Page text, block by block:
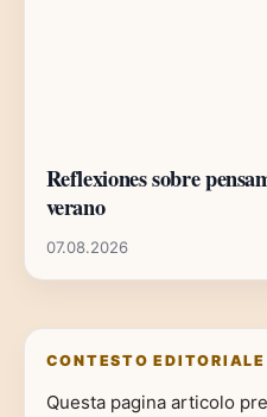
Reflexiones sobre
verano
07.08.2026
CONTESTO EDITORIALE
Questa pagina articolo